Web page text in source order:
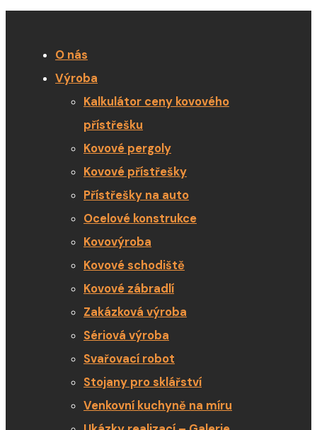
O nás
Výroba
Kalkulátor ceny kovového
přístřešku
Kovové pergoly
Kovové přístřešky
Přístřešky na auto
Ocelové konstrukce
Kovovýroba
Kovové schodiště
Kovové zábradlí
Zakázková výroba
Sériová výroba
Svařovací robot
Stojany pro sklářství
Venkovní kuchyně na míru